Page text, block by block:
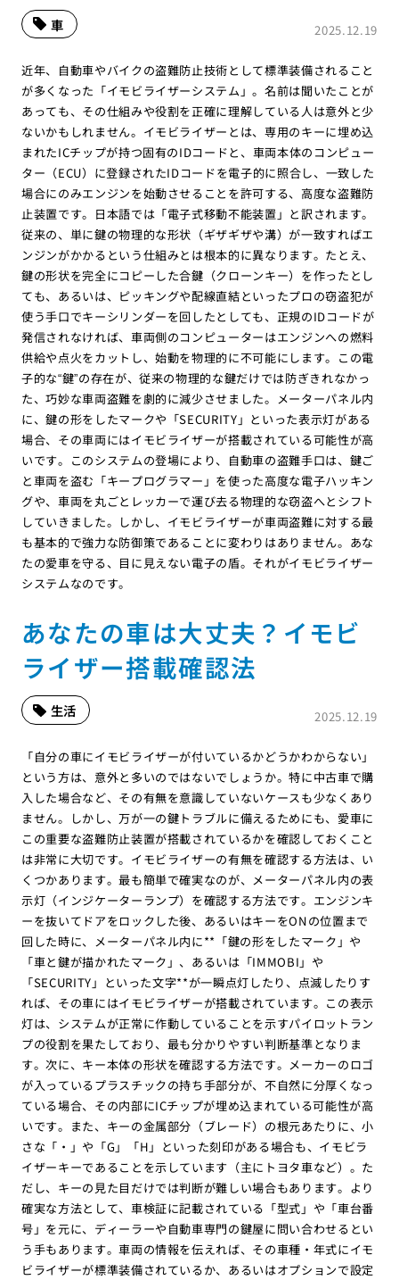
2025.12.19
車
近年、自動車やバイクの盗難防止技術として標準装備されること
が多くなった「イモビライザーシステム」。名前は聞いたことが
あっても、その仕組みや役割を正確に理解している人は意外と少
ないかもしれません。イモビライザーとは、専用のキーに埋め込
まれたICチップが持つ固有のIDコードと、車両本体のコンピュー
ター（ECU）に登録されたIDコードを電子的に照合し、一致した
場合にのみエンジンを始動させることを許可する、高度な盗難防
止装置です。日本語では「電子式移動不能装置」と訳されます。
従来の、単に鍵の物理的な形状（ギザギザや溝）が一致すればエ
ンジンがかかるという仕組みとは根本的に異なります。たとえ、
鍵の形状を完全にコピーした合鍵（クローンキー）を作ったとし
ても、あるいは、ピッキングや配線直結といったプロの窃盗犯が
使う手口でキーシリンダーを回したとしても、正規のIDコードが
発信されなければ、車両側のコンピューターはエンジンへの燃料
供給や点火をカットし、始動を物理的に不可能にします。この電
子的な“鍵”の存在が、従来の物理的な鍵だけでは防ぎきれなかっ
た、巧妙な車両盗難を劇的に減少させました。メーターパネル内
に、鍵の形をしたマークや「SECURITY」といった表示灯がある
場合、その車両にはイモビライザーが搭載されている可能性が高
いです。このシステムの登場により、自動車の盗難手口は、鍵ご
と車両を盗む「キープログラマー」を使った高度な電子ハッキン
グや、車両を丸ごとレッカーで運び去る物理的な窃盗へとシフト
していきました。しかし、イモビライザーが車両盗難に対する最
も基本的で強力な防御策であることに変わりはありません。あな
たの愛車を守る、目に見えない電子の盾。それがイモビライザー
システムなのです。
あなたの車は大丈夫？イモビ
ライザー搭載確認法
2025.12.19
生活
「自分の車にイモビライザーが付いているかどうかわからない」
という方は、意外と多いのではないでしょうか。特に中古車で購
入した場合など、その有無を意識していないケースも少なくあり
ません。しかし、万が一の鍵トラブルに備えるためにも、愛車に
この重要な盗難防止装置が搭載されているかを確認しておくこと
は非常に大切です。イモビライザーの有無を確認する方法は、い
くつかあります。最も簡単で確実なのが、メーターパネル内の表
示灯（インジケーターランプ）を確認する方法です。エンジンキ
ーを抜いてドアをロックした後、あるいはキーをONの位置まで
回した時に、メーターパネル内に**「鍵の形をしたマーク」や
「車と鍵が描かれたマーク」、あるいは「IMMOBI」や
「SECURITY」といった文字**が一瞬点灯したり、点滅したりす
れば、その車にはイモビライザーが搭載されています。この表示
灯は、システムが正常に作動していることを示すパイロットラン
プの役割を果たしており、最も分かりやすい判断基準となりま
す。次に、キー本体の形状を確認する方法です。メーカーのロゴ
が入っているプラスチックの持ち手部分が、不自然に分厚くなっ
ている場合、その内部にICチップが埋め込まれている可能性が高
いです。また、キーの金属部分（ブレード）の根元あたりに、小
さな「・」や「G」「H」といった刻印がある場合も、イモビラ
イザーキーであることを示しています（主にトヨタ車など）。た
だし、キーの見た目だけでは判断が難しい場合もあります。より
確実な方法として、車検証に記載されている「型式」や「車台番
号」を元に、ディーラーや自動車専門の鍵屋に問い合わせるとい
う手もあります。車両の情報を伝えれば、その車種・年式にイモ
ビライザーが標準装備されているか、あるいはオプションで設定